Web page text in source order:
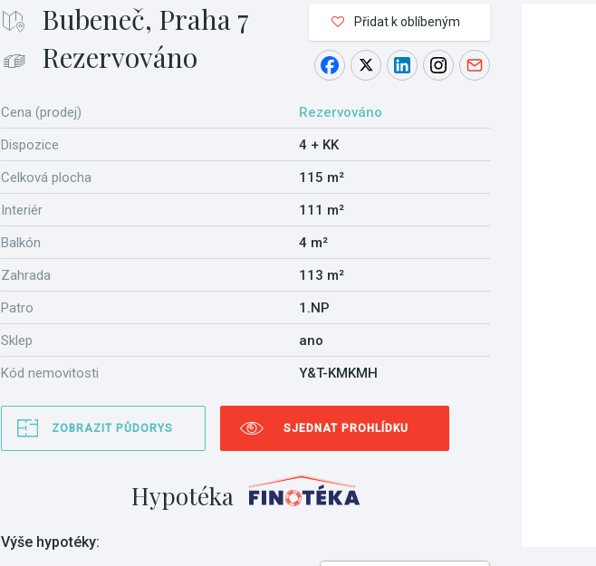
Bubeneč, Praha 7
Rezervováno
Přidat k oblíbeným
Cena (prodej)
Rezervováno
Dispozice
4 + KK
Celková plocha
115 m²
Interiér
111 m²
Balkón
4 m²
Zahrada
113 m²
Patro
1.NP
Sklep
ano
Kód nemovitosti
Y&T-KMKMH
ZOBRAZIT PŮDORYS SJEDNAT PROHLÍDKU
Hypotéka
Výše hypotéky: